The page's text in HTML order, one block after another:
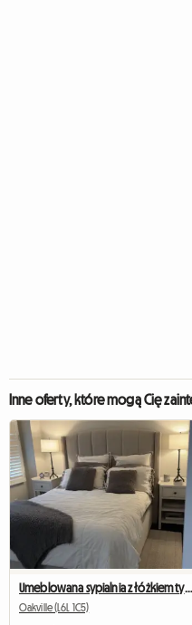
Inne oferty, które mogą Cię
Umeblowana sypialnia z łóżkiem typu queen-size w niesamowitej okolicy Oakville
Oakville (L6L 1C5)